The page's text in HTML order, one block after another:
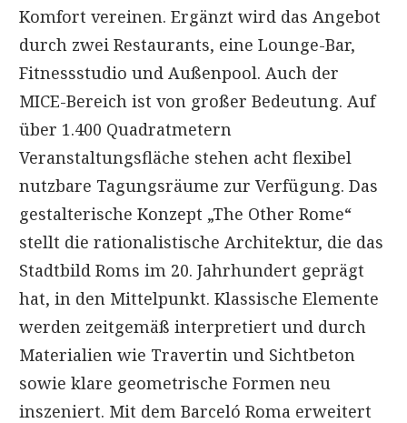
Komfort vereinen. Ergänzt wird das Angebot
durch zwei Restaurants, eine Lounge-Bar,
Fitnessstudio und Außenpool. Auch der
MICE-Bereich ist von großer Bedeutung. Auf
über 1.400 Quadratmetern
Veranstaltungsfläche stehen acht flexibel
nutzbare Tagungsräume zur Verfügung. Das
gestalterische Konzept „The Other Rome“
stellt die rationalistische Architektur, die das
Stadtbild Roms im 20. Jahrhundert geprägt
hat, in den Mittelpunkt. Klassische Elemente
werden zeitgemäß interpretiert und durch
Materialien wie Travertin und Sichtbeton
sowie klare geometrische Formen neu
inszeniert. Mit dem Barceló Roma erweitert